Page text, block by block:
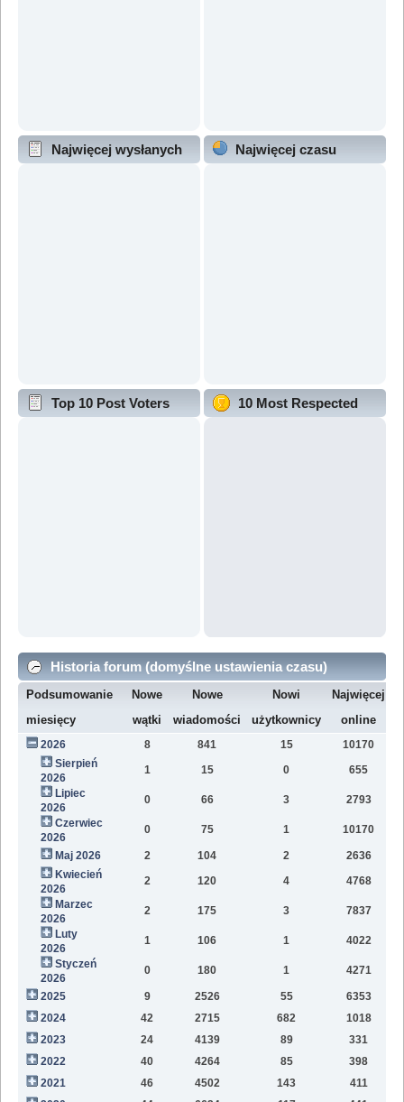
Najwięcej wysłanych
Najwięcej czasu
Top 10 Post Voters 10 Most Respected
Historia forum (domyślne ustawienia czasu)
Podsumowanie
miesięcy
Nowe
wątki
Nowe
wiadomości
Nowi
użytkownicy
Najwięcej
online
2026 8 841 15 10170
Sierpień
2026
1 15 0 655
Lipiec
2026
0 66 3 2793
Czerwiec
2026
0 75 1 10170
Maj 2026 2 104 2 2636
Kwiecień
2026
2 120 4 4768
Marzec
2026
2 175 3 7837
Luty
2026
1 106 1 4022
Styczeń
2026
0 180 1 4271
2025 9 2526 55 6353
2024
42 2715 682 1018
2023
24 4139 89 331
2022
40 4264 85 398
2021
46 4502 143 411